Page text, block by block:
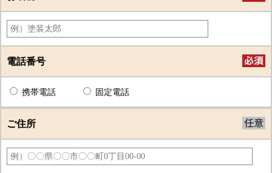
電話番号
携帯電話 固定電話
ご住所